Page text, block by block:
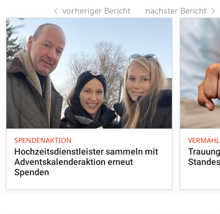
vorheriger Bericht nächster Bericht
SPENDENAKTION
Hochzeitsdienstleister sammeln mit
Adventskalenderaktion erneut
Spenden